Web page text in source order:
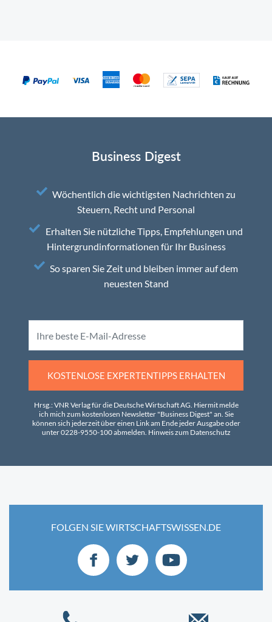
Business Digest
Wöchentlich die wichtigsten Nachrichten zu
Steuern, Recht und Personal
Erhalten Sie nützliche Tipps, Empfehlungen und
Hintergrundinformationen für Ihr Business
So sparen Sie Zeit und bleiben immer auf dem
neuesten Stand
KOSTENLOSE EXPERTENTIPPS ERHALTEN
Hrsg.: VNR Verlag für die Deutsche Wirtschaft AG. Hiermit melde
ich mich zum kostenlosen Newsletter "Business Digest" an. Sie
können sich jederzeit über einen Link am Ende jeder Ausgabe oder
unter 0228-9550-100 abmelden. Hinweis zum Datenschutz
FOLGEN SIE WIRTSCHAFTSWISSEN.DE